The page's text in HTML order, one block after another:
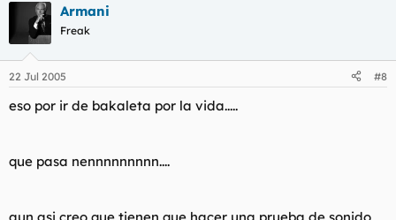
Armani
Freak
22 Jul 2005 #8
eso por ir de bakaleta por la vida.....
que pasa nennnnnnnnn....
aun asi creo que tienen que hacer una prueba de sonido